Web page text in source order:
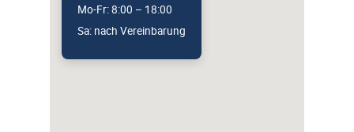
Mo-Fr: 8:00 – 18:00
Sa: nach Vereinbarung